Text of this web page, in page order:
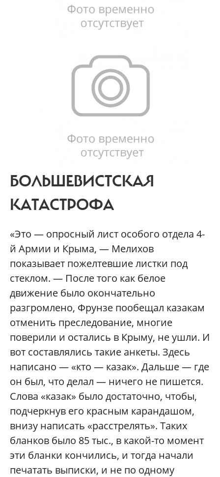
БОЛЬШЕВИСТСКАЯ
КАТАСТРОФА
«Это — опросный лист особого отдела 4-
й Армии и Крыма, — Мелихов
показывает пожелтевшие листки под
стеклом. — После того как белое
движение было окончательно
разгромлено, Фрунзе пообещал казакам
отменить преследование, многие
поверили и остались в Крыму, не ушли. И
вот составлялись такие анкеты. Здесь
написано — «кто — казак». Дальше — где
он был, что делал — ничего не пишется.
Слова «казак» было достаточно, чтобы,
подчеркнув его красным карандашом,
внизу написать «расстрелять». Таких
бланков было 85 тыс., в какой-то момент
эти бланки кончились, и тогда начали
печатать выписки, и не по одному